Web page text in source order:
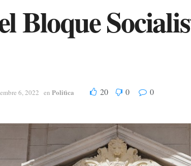
Bloque
6, 2022 en Politìca 20 0 0